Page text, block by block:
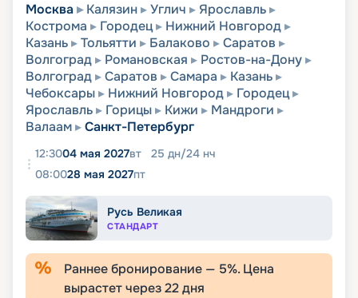
Москва Калязин Углич
Ярославль
Кострома
Городец
Нижний Новгород
Казань
Тольятти Балаково
Саратов
Волгоград
Романовская
Ростов-на-Дону
Волгоград
Саратов Самара
Казань
Чебоксары
Нижний Новгород
Городец
Ярославль
Горицы Кижи
Мандроги
Валаам
Санкт-Петербург
12:3004 мая 2027вт 25 дн/24 нч
08:0028 мая 2027пт
Русь Великая
СТАНДАРТ
Раннее бронирование — 5%. Цена
вырастет через22дня